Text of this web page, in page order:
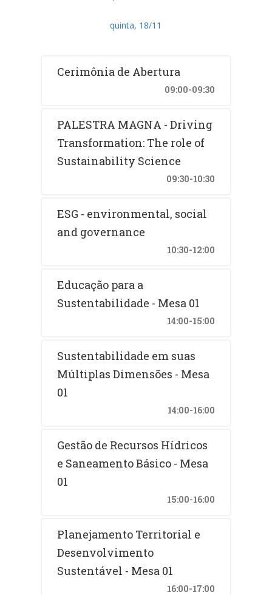
quinta, 18/11
Cerimônia de Abertura
09:00-09:30
PALESTRA MAGNA - Driving
Transformation: The role of
Sustainability Science
09:30-10:30
ESG - environmental, social
and governance
10:30-12:00
Educação para a
Sustentabilidade - Mesa 01
14:00-15:00
Sustentabilidade em suas
Múltiplas Dimensões - Mesa
01
14:00-16:00
Gestão de Recursos Hídricos
e Saneamento Básico - Mesa
01
15:00-16:00
Planejamento Territorial e
Desenvolvimento
Sustentável - Mesa 01
16:00-17:00